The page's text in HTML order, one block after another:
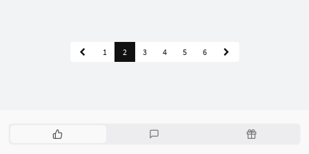
1 2 3 4 5 6
热
随